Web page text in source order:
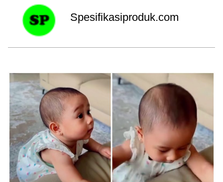
Spesifikasiproduk.com